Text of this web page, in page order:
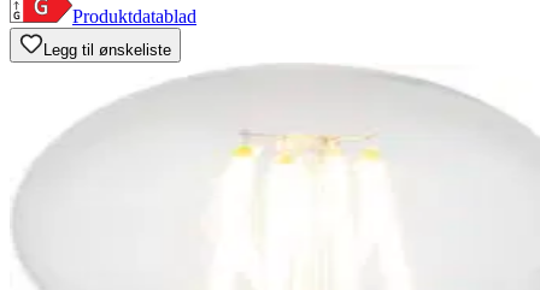
Produktdatablad
Legg til ønskeliste